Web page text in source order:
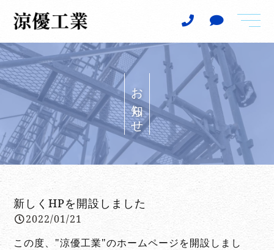
t
o
g
a
v
i
o
n
お知らせ
新しくHPを開設しました
2022/01/21
この度、"涼優工業"のホームページを開設しまし